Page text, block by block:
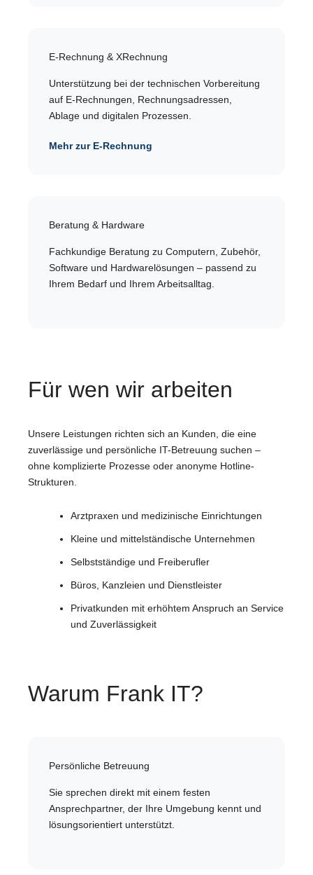
E-Rechnung & XRechnung
Unterstützung bei der technischen Vorbereitung
auf E-Rechnungen, Rechnungsadressen,
Ablage und digitalen Prozessen.
Mehr zur E-Rechnung
Beratung & Hardware
Fachkundige Beratung zu Computern, Zubehör,
Software und Hardwarelösungen – passend zu
Ihrem Bedarf und Ihrem Arbeitsalltag.
Für wen wir arbeiten
Unsere Leistungen richten sich an Kunden, die eine
zuverlässige und persönliche IT-Betreuung suchen –
ohne komplizierte Prozesse oder anonyme Hotline-
Strukturen.
Arztpraxen und medizinische Einrichtungen
Kleine und mittelständische Unternehmen
Selbstständige und Freiberufler
Büros, Kanzleien und Dienstleister
Privatkunden mit erhöhtem Anspruch an Service
und Zuverlässigkeit
Warum Frank IT?
Persönliche Betreuung
Sie sprechen direkt mit einem festen
Ansprechpartner, der Ihre Umgebung kennt und
lösungsorientiert unterstützt.